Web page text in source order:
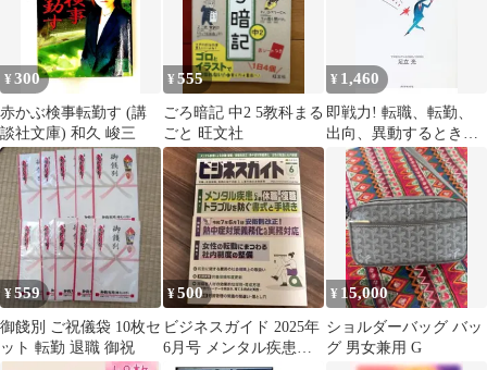
¥300
赤かぶ検事転勤す (講
談社文庫) 和久 峻三
¥555
ごろ暗記 中2 5教科まる
ごと 旺文社
¥ 1,460
即戦力! 転職、転勤、
出向、異動するときに
読む本／足立光
¥559
御餞別 ご祝儀袋 10枚セ
ット 転勤 退職 御祝
¥500
ビジネスガイド 2025年
6月号 メンタル疾患・
¥ 15,000
ショルダーバッグ バッ
グ 男女兼用 G